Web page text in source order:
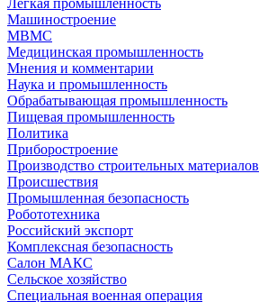
Машиностроение
МВМС
Медицинская промышленность
Мнения и комментарии
Наука и промышленность
Обрабатывающая промышленность
Пищевая промышленность
Политика
Приборостроение
Производство строительных материалов
Происшествия
Промышленная безопасность
Робототехника
Российский экспорт
Комплексная безопасность
Салон МАКС
Сельское хозяйство
Специальная военная операция